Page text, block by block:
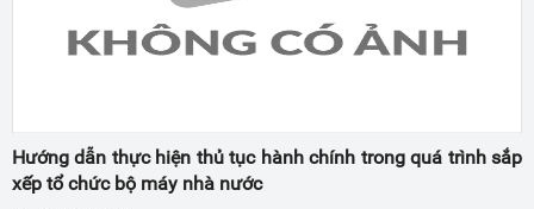
Hướng dẫn thực hiện thủ tục hành chính trong quá trình sắp
xếp tổ chức bộ máy nhà nước